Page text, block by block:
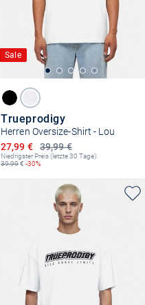
Sale
Trueprodigy
Herren Oversize-Shirt - Lou
39,99 €
Ermäßigter Preis
27,99 €
Niedrigster Preis (letzte 30 Tage):
39,99€ -30%